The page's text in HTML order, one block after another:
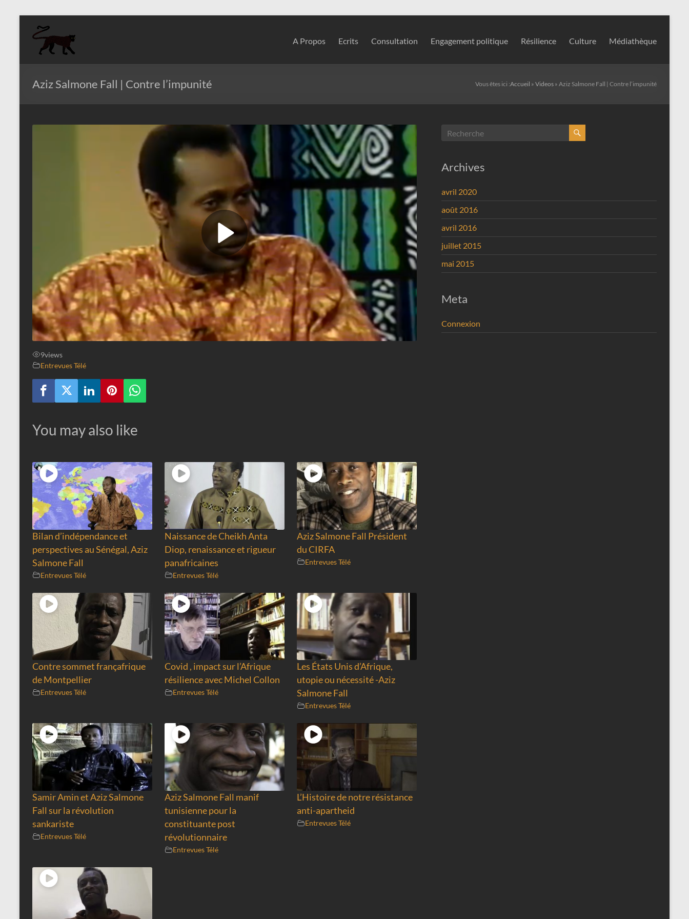
contenu
Aziz
Fall
Internationaliste
A Propos Ecrits Consultation Engagement politique Résilience Culture Médiathèque
Aziz Salmone Fall | Contre l’impunité Vous êtes ici :Accueil » Videos » Aziz Salmone Fall | Contre l’impunité
9views
Entrevues Télé
You may also like
Bilan d’indépendance et
perspectives au Sénégal, Aziz
Salmone Fall
Entrevues Télé
Naissance de Cheikh Anta
Diop, renaissance et rigueur
panafricaines
Entrevues Télé
Aziz Salmone Fall Président
du CIRFA
Entrevues Télé
Contre sommet françafrique
de Montpellier
Entrevues Télé
Covid , impact sur l’Afrique
résilience avec Michel Collon
Entrevues Télé
Les États Unis d’Afrique,
utopie ou nécessité -Aziz
Salmone Fall
Entrevues Télé
Samir Amin et Aziz Salmone
Fall sur la révolution
sankariste
Entrevues Télé
Aziz Salmone Fall manif
tunisienne pour la
constituante post
révolutionnaire
Entrevues Télé
L’Histoire de notre résistance
anti-apartheid
Entrevues Télé
Archives
avril 2020
août 2016
avril 2016
juillet 2015
mai 2015
Meta
Connexion